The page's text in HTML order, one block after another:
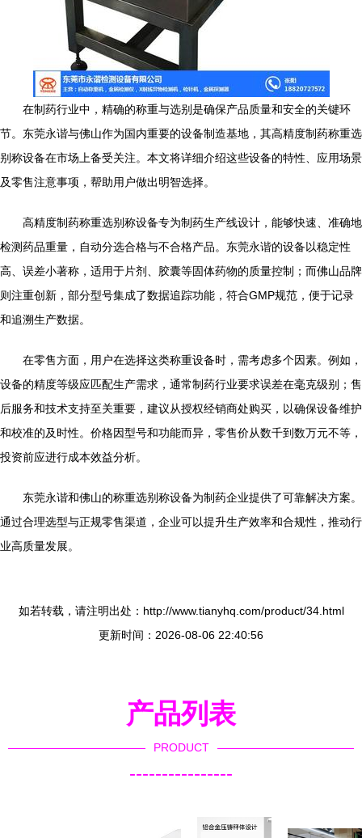
在制药行业中，精确的称重与选别是确保产品质量和安全的关键环
节。东莞永谐与佛山作为国内重要的设备制造基地，其高精度制药称重选
别称设备在市场上备受关注。本文将详细介绍这些设备的特性、应用场景
及零售注意事项，帮助用户做出明智选择。
高精度制药称重选别称设备专为制药生产线设计，能够快速、准确地
检测药品重量，自动分选合格与不合格产品。东莞永谐的设备以稳定性
高、误差小著称，适用于片剂、胶囊等固体药物的质量控制；而佛山品牌
则注重创新，部分型号集成了数据追踪功能，符合GMP规范，便于记录
和追溯生产数据。
在零售方面，用户在选择这类称重设备时，需考虑多个因素。例如，
设备的精度等级应匹配生产需求，通常制药行业要求误差在毫克级别；售
后服务和技术支持至关重要，建议从授权经销商处购买，以确保设备维护
和校准的及时性。价格因型号和功能而异，零售价从数千到数万元不等，
投资前应进行成本效益分析。
东莞永谐和佛山的称重选别称设备为制药企业提供了可靠解决方案。
通过合理选型与正规零售渠道，企业可以提升生产效率和合规性，推动行
业高质量发展。
如若转载，请注明出处：http://www.tianyhq.com/product/34.html
更新时间：2026-08-06 22:40:56
产品列表
PRODUCT
----------------